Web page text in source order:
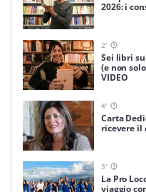
2026: i
2'
Sei libri
(e non
VIDEO
4'
Carta
ricevere il
3'
La Pro
viaggio